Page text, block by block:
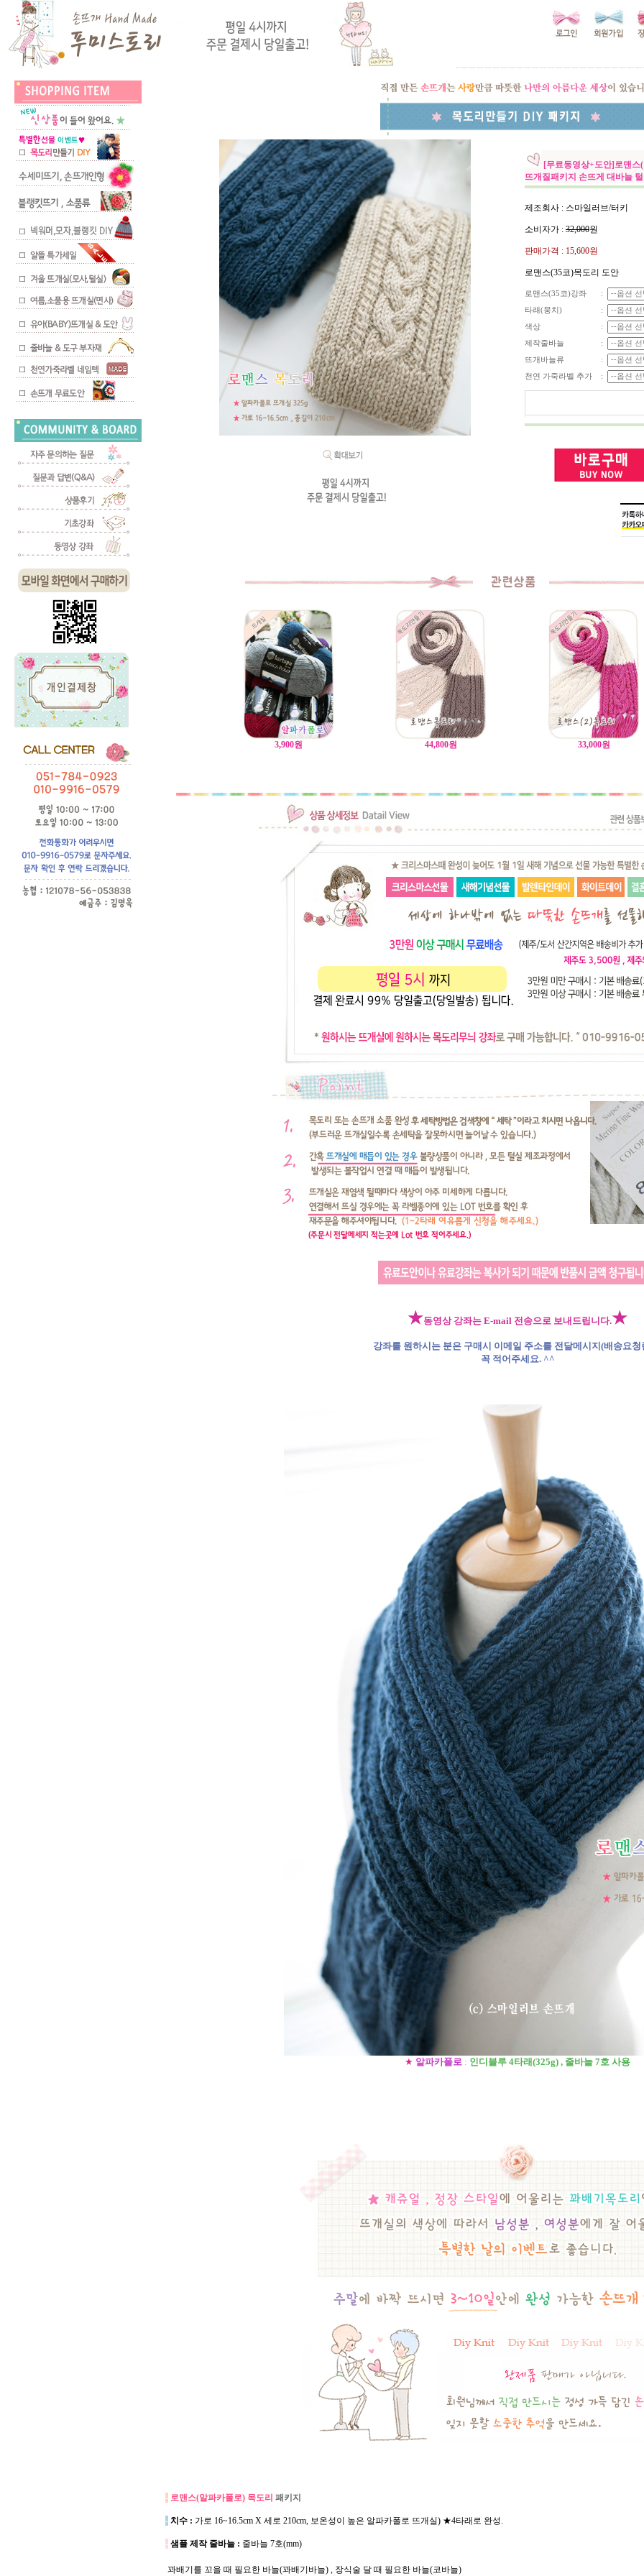
[무료동영상+도안]로맨
뜨개질패키지 손뜨게 대바늘
제조회사 : 스마일러브/터키
소비자가 : 32,000원
판매가격 : 15,600원
로맨스(35코)목도리 도안
로맨스(35코)강좌
:
타래(뭉치)
:
색상
:
제작줄바늘
:
뜨개바늘류
:
천연 가죽라벨 추가
:
3,900원 44,800원 33,000원
★동영상 강좌는 E-mail 전송으로 보내드립니다.★
강좌를 원하시는 분은 구매시 이메일 주소를 전달메시지(배송요청
꼭 적어주세요. ^^
★ 알파카폴로 : 인디블루 4타래(325g) , 줄바늘 7호 사용
- 로맨스(알파카폴로) 목도리 패키지
- 치수 : 가로 16~16.5cm X 세로 210cm, 보온성이 높은 알파카폴로 뜨개실) ★4타래로 완성.
- 샘플 제작 줄바늘 : 줄바늘 7호(mm)
꽈배기를 꼬을 때 필요한 바늘(꽈배기바늘) , 장식술 달 때 필요한 바늘(코바늘)